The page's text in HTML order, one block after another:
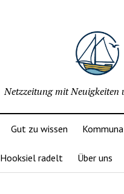
Netzzeitung mit
Gut zu wissen
Hooksiel radelt Über uns